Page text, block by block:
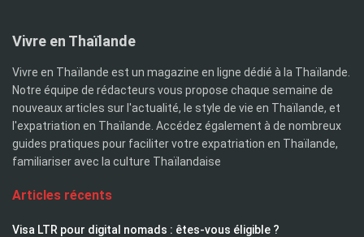
Vivre en Thaïlande
Vivre en Thaïlande est un magazine en ligne dédié à la Thaïlande.
Notre équipe de rédacteurs vous propose chaque semaine de
nouveaux articles sur l'actualité, le style de vie en Thaïlande, et
l'expatriation en Thaïlande. Accédez également à de nombreux
guides pratiques pour faciliter votre expatriation en Thaïlande,
familiariser avec la culture Thaïlandaise
Articles récents
Visa LTR pour digital nomads : êtes-vous éligible ?